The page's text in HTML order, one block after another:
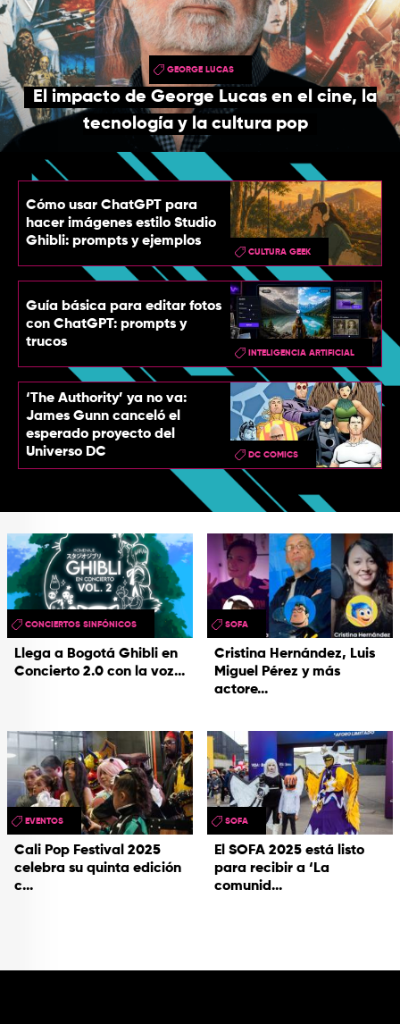
TOP
QUIÉNES SOMOS
CONTACTO
GEORGE LUCAS
El impacto de George Lucas en el cine, la
tecnología y la cultura pop
Cómo usar ChatGPT para
hacer imágenes estilo Studio
Ghibli: prompts y ejemplos
CULTURA GEEK
Guía básica para editar fotos
con ChatGPT: prompts y
trucos
INTELIGENCIA ARTIFICIAL
‘The Authority’ ya no va:
James Gunn canceló el
esperado proyecto del
Universo DC
DC COMICS
Llega a Bogotá Ghibli en
Concierto 2.0 con la voz...
CONCIERTOS SINFÓNICOS
Cristina Hernández, Luis
Miguel Pérez y más
actore...
SOFA
Cali Pop Festival 2025
celebra su quinta edición
c...
EVENTOS
El SOFA 2025 está listo
para recibir a ‘La
comunid...
SOFA